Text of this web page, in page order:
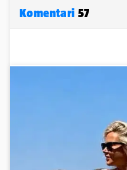
Komentari 57